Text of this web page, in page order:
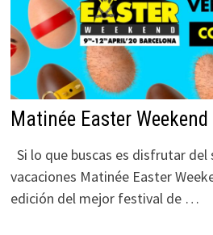
Matinée Easter Weekend
Si lo que buscas es disfrutar del
vacaciones Matinée Easter
edición del mejor festival de …